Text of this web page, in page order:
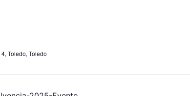
Toledo, Toledo